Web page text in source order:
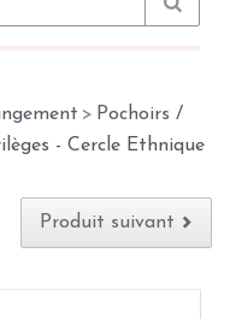
> Pochoirs /
- Cercle Ethnique
Produit suivant